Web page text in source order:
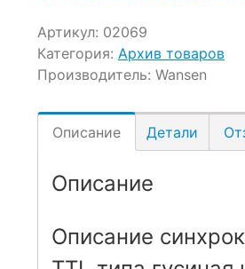
Артикул: 02069
Категория: Архив товаров
Производитель: Wansen
Описание Детали
Описание
Описание